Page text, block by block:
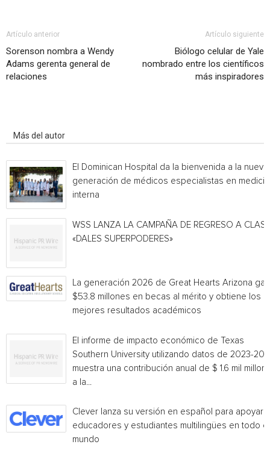
Artículo anterior
Sorenson nombra a Wendy
Adams gerenta general de
relaciones
Artículo siguiente
Biólogo celular de Yale
nombrado entre los científicos
más inspiradores
Más del autor
El Dominican Hospital da la bienvenida a la nueva
generación de médicos especialistas en
interna
WSS LANZA LA CAMPAÑA DE REGRESO A
«DALES SUPERPODERES»
La generación 2026 de Great Hearts Arizona
$53.8 millones en becas al mérito y obtiene los
mejores resultados académicos
El informe de impacto económico de Texas
Southern University utilizando datos de 2023-
muestra una contribución anual de $ 1.6 mil
a la...
Clever lanza su versión en español para apoyar a
educadores y estudiantes multilingües en todo el
mundo